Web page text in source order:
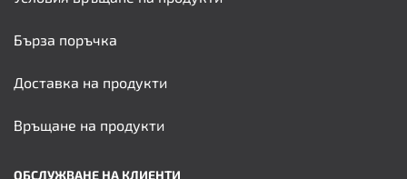
Бърза поръчка
Доставка на продукти
Връщане на продукти
ОБСЛУЖВАНЕ НА КЛИЕНТИ